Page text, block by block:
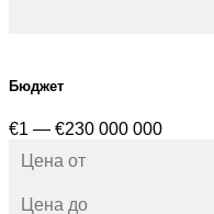
Бюджет
€1 — €230 000 000